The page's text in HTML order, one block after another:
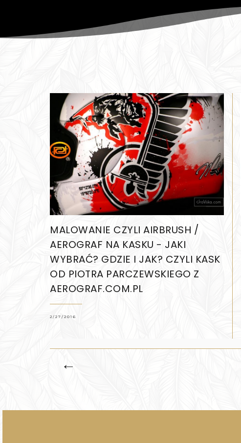
MALOWANIE CZYLI AIRBRUSH /
AEROGRAF NA KASKU - JAKI
WYBRAĆ? GDZIE I JAK? CZYLI KASK
OD PIOTRA PARCZEWSKIEGO Z
AEROGRAF.COM.PL
2/27/2016
←